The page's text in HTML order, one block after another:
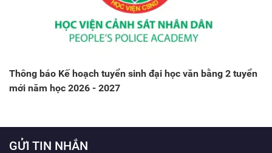
Thông báo Kế hoạch tuyển sinh đại học văn bằng 2 tuyển
mới năm học 2026 - 2027
GỬI TIN NHẮN